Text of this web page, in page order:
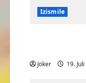
Izismile
Joker 19.